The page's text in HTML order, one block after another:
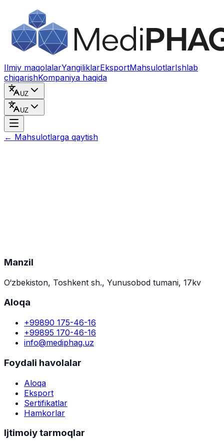
Kontentga o‘tish
Ilmiy maqolalarYangiliklarEksportMahsulotlarIshlab
chiqarishKompaniya haqida
UZ
UZ
← Mahsulotlarga qaytish
Manzil
O‘zbekiston, Toshkent sh., Yunusobod tumani, 17kv
Aloqa
+99890 175-46-16
+99895 170-46-16
info@mediphag.uz
Foydali havolalar
Aloqa
Eksport
Sertifikatlar
Hamkorlar
Ijtimoiy tarmoqlar